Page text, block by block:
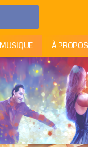
MUSIQUE À PROPOS